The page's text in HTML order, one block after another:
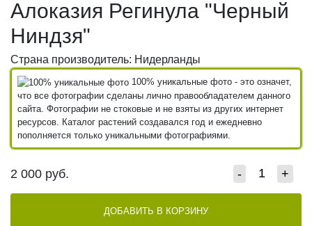
Алоказия Регинула "Черный
Ниндзя"
Страна производитель: Нидерланды
100% уникальные фото - это означет,
что все фотографии сделаны лично правообладателем данного
сайта. Фотографии не стоковые и не взяты из других интернет
ресурсов. Каталог растений создавался год и ежедневно
пополняется только уникальными фотографиями.
2 000 руб. - +
ДОБАВИТЬ В КОРЗИНУ